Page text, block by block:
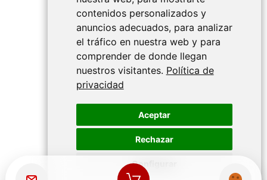
contenidos personalizados y
anuncios adecuados, para analizar
el tráfico en nuestra web y para
comprender de donde llegan
nuestros visitantes. Política de
privacidad
Aceptar
Rechazar
Configurar
contenidos personalizados y
anuncios adecuados, para analizar
el tráfico en nuestra web y para
comprender de donde llegan
nuestros visitantes. Política de
privacidad
Aceptar
Rechazar
Configurar